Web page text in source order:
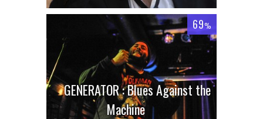
69%
GENERATOR : Blues Against the
Machine